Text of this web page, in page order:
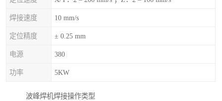
焊接速度 10 mm/s
定位精度 ± 0.25 mm
电源 380
功率 5KW
波峰焊机焊接操作类型